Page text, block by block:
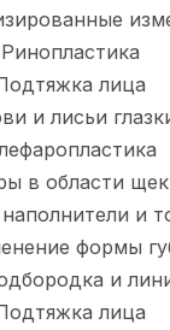
Ринопластика
лица
и лисьи
в области
и
формы
и
лица